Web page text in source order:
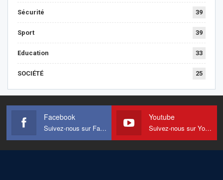
Sécurité 39
Sport 39
Education 33
SOCIÉTÉ 25
Facebook
Suivez-nous sur Facebook
Youtube
Suivez-nous sur Youtube